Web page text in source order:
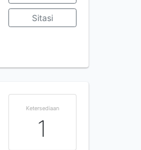
Sitasi
Ketersediaan
1